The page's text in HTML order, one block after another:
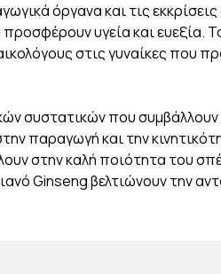
όργανα και τις
προσφέρουν υγεία και
στις γυναίκες που
συστατικών που συμβάλλουν
παραγωγή και την
στην καλή ποιότητα του
Ginseng βελτιώνουν την